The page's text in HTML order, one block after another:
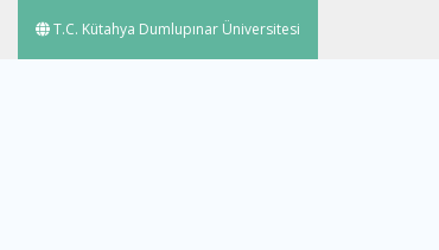
T.C. Kütahya Dumlupınar Üniversitesi